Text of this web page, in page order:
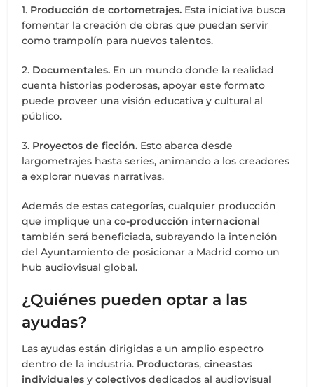
1. Producción de cortometrajes. Esta iniciativa busca
fomentar la creación de obras que puedan servir
como trampolín para nuevos talentos.
2. Documentales. En un mundo donde la realidad
cuenta historias poderosas, apoyar este formato
puede proveer una visión educativa y cultural al
público.
3. Proyectos de ficción. Esto abarca desde
largometrajes hasta series, animando a los creadores
a explorar nuevas narrativas.
Además de estas categorías, cualquier producción
que implique unaco-producción internacional
también será beneficiada, subrayando la intención
del Ayuntamiento de posicionar a Madrid como un
hub audiovisual global.
¿Quiénes pueden optar a las
ayudas?
Las ayudas están dirigidas a un amplio espectro
dentro de la industria. Productoras,cineastas
individuales ycolectivos dedicados al audiovisual